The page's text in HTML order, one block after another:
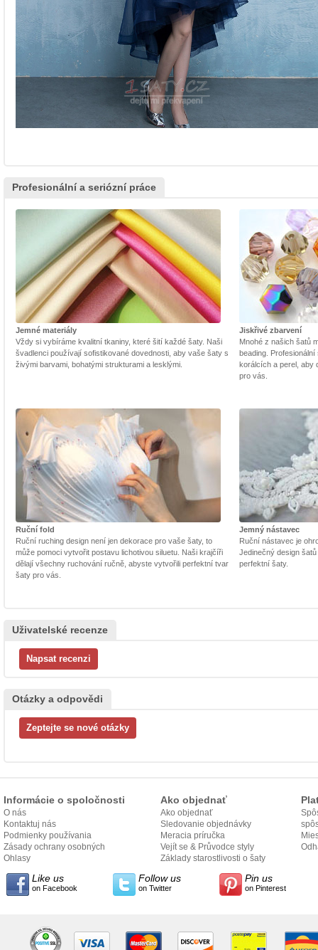
Profesionální a seriózní práce
Jemné materiály
Vždy si vybíráme kvalitní tkaniny, které šití každé šaty. Naši
švadlenci používají sofistikované dovednosti, aby vaše šaty s
živými barvami, bohatými strukturami a lesklými.
Jiskřivé zbarvení
Mnohé z našich šatů
beading.
korálcích a perel, aby
pro vás.
Ruční fold
Ruční ruching design není jen dekorace pro vaše šaty, to
může pomoci vytvořit postavu lichotivou siluetu. Naši krajčíři
dělají všechny ruchování ručně, abyste vytvořili perfektní tvar
šaty pro vás.
Jemný nástavec
Ruční nástavec je
Jedinečný design
perfektní šaty.
Uživatelské recenze
Otázky a odpovědi
Informácie o spoločnosti
O nás
Kontaktuj nás
Podmienky používania
Zásady ochrany osobných
údajov
Ohlasy
Ako objednať
Ako objednať
Sledovanie objednávky
Meracia príručka
Vejít se & Průvodce styly
Základy starostlivosti o šaty
Like us
on Facebook
Follow us
on Twitter
Pin us
on Pinterest